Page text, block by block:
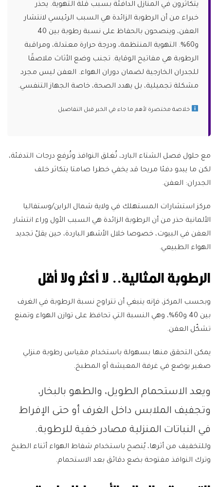
يتكاثرون في المنازل الدافئة بسبب قلة التهوية. يحذر
خبراء من أن الرطوبة الزائدة هي السبب الرئيسي لانتشار
العفن، وينصحون بالحفاظ على نسبة رطوبة بين 40
و60%. التهوية المنتظمة، ودرجة حرارة معتدلة، ومراقبة
الرطوبة هي مفاتيح الوقاية. تجنب وضع الأثاث ملاصقًا
للجدران الخارجية لضمان دوران الهواء. العفن ليس مجرد
مشكلة تجميلية، بل يهدد الصحة، خاصة الجهاز التنفسي.
خلاصة مختصرة لأهم ما جاء في الخبر قبل التفاصيل
مع حلول فصل الشتاء البارد، تُغلق النوافذ وتُرفع درجات التدفئة،
لكن ما يبدو دفئا مريحا قد يخفي خطرا صامتا يتكاثر خلف
الجدران: العفن.
مركز استشارات المستهلك في ولاية شمال الراين/وستفاليا
الألمانية حذر من أن الرطوبة الزائدة هي السبب الأول وراء انتشار
العفن في البيوت، خصوصا خلال الأشهر الباردة، حين يقلّ تجديد
الهواء الطبيعي.
الرطوبة المثالية.. لا أكثر ولا أقل
وبحسب المركز، فإنه ينبغي أن تتراوح نسبة الرطوبة في الغرف
بين 40 و60%، وهي النسبة التي تحافظ على توازن الهواء وتمنع
تشكّل العفن.
يمكن التحقق منها بسهولة باستخدام مقياس رطوبة منزلي
صغير يوضع في غرفة المعيشة أو المطبخ.
ويعد الاستحمام الطويل، والطهو بالبخار،
وتجفيف الملابس داخل الغرف أو حتى الإفراط
في النباتات المنزلية مصادر خفية للرطوبة.
وللتخفيف من أثرها، يُنصح باستخدام شفاط الهواء أثناء الطبخ
وترك النوافذ مفتوحة بضع دقائق بعد الاستحمام.